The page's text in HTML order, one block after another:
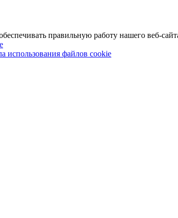
правильную работу нашего веб-
использования файлов cookie